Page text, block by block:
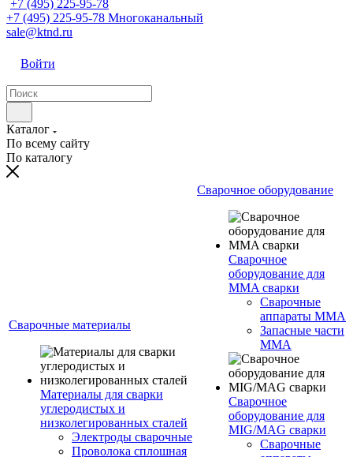
+7 (495) 225-95-78
+7 (495) 225-95-78 Многоканальный
sale@ktnd.ru
Войти
Каталог
По всему сайту
По каталогу
Сварочные материалы
Материалы для сварки
углеродистых и
низколегированных сталей
Электроды сварочные
Проволока сплошная
Сварочное оборудование
Сварочное
оборудование для
MMA сварки
Сварочные
аппараты MMA
Запасные части
MMA
Сварочное
оборудование для
MIG/MAG сварки
Сварочные